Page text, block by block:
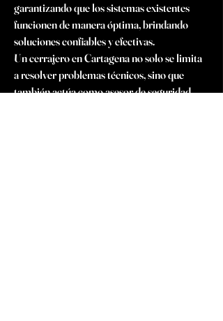
garantizando que los sistemas existentes
funcionen de manera óptima, brindando
soluciones confiables y efectivas.
Un cerrajero en Cartagena no solo se limita
a resolver problemas técnicos, sino que
también actúa como asesor de seguridad,